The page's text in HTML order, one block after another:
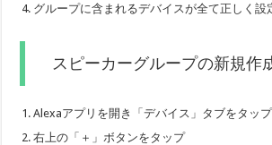
グループに含まれるデバイスが全て正しく設
スピーカーグループの新規作
Alexaアプリを開き「デバイス」タブをタップ
右上の「＋」ボタンをタップ